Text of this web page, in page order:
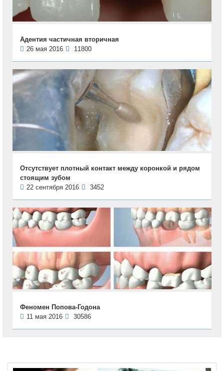
Адентия частичная вторичная
26 мая 2016
11800
Отсутствует плотный контакт между коронкой и рядом
стоящим зубом
22 сентября 2016
3452
Феномен Попова-Годона
11 мая 2016
30586